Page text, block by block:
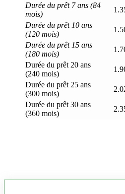
Durée du prêt 7 ans (84
mois)
Durée du prêt 10 ans
(120 mois)
Durée du prêt 15 ans
(180 mois)
Durée du prêt 20 ans
(240 mois)
Durée du prêt 25 ans
(300 mois)
Durée du prêt 30 ans
(360 mois)